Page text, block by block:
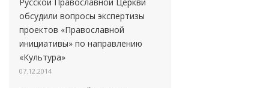
обсудили вопросы экспертизы
проектов «Православной
инициативы» по направлению
«Культура»
07.12.2014